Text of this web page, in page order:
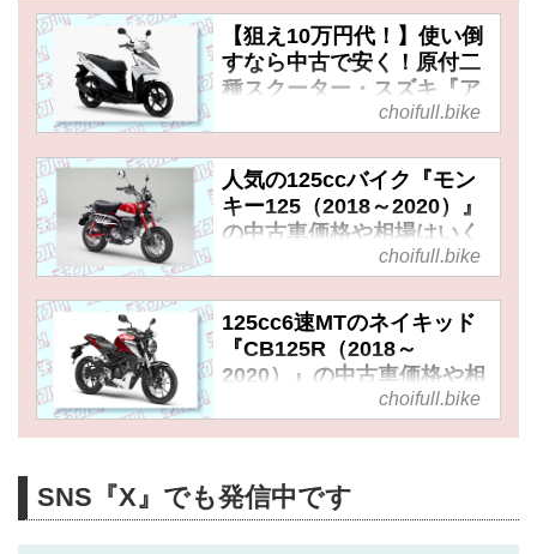
【狙え10万円代！】使い倒
すなら中古で安く！原付二
種スクーター・スズキ『ア
ドレス110』（2015～
はいくら？
choifull.bike
人気の125ccバイク『モン
キー125（2018～2020）』
の中古車価格や相場はいく
ら？ 初期型でも可愛いデザ
インとレジャーで遊べる楽
しさに変わりなし！
choifull.bike
125cc6速MTのネイキッド
『CB125R（2018～
2020）』の中古車価格や相
場はいくら？ 維持費も安い
choifull.bike
SNS『X』でも発信中です